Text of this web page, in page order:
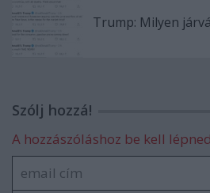
Trump: Milyen
Szólj hozzá!
A hozzászóláshoz be kell